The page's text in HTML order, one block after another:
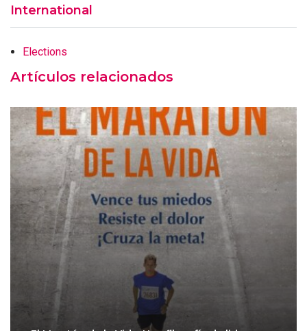
International
Elections
Artículos relacionados